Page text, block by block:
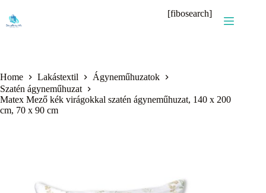
content
[fibosearch]
Home Lakástextil
Ágyneműhuzatok
Szatén ágyneműhuzat
Matex Mező kék virágokkal szatén ágyneműhuzat, 140 x 200
cm, 70 x 90 cm